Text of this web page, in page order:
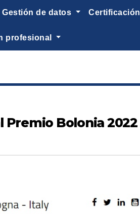
gestión de datos certificación
profesional
Premio Bolonia 2022